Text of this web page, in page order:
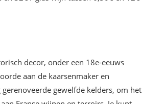
decor, onder een 18e-eeuws
aan de kaarsenmaker en
gewelfde kelders, om het